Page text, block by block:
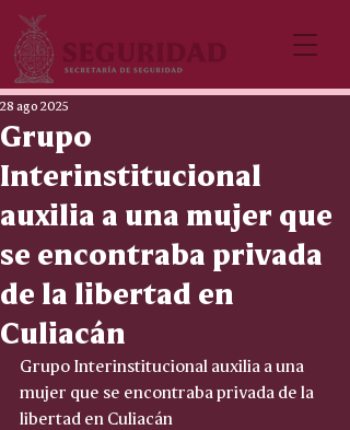
Grupo
Interinstitucional
auxilia a una mujer que
se encontraba privada
de la libertad en
Culiacán
28 ago 2025
Grupo Interinstitucional auxilia a una
mujer que se encontraba privada de la
libertad en Culiacán